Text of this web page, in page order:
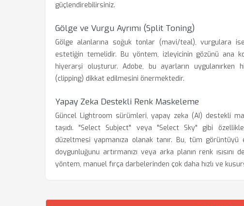
güçlendirebilirsiniz.
Gölge ve Vurgu Ayrımı (Split Toning)
Gölge alanlarına soğuk tonlar (mavi/teal), vurgulara
estetiğin temelidir. Bu yöntem, izleyicinin gözünü ana
hiyerarşi oluşturur. Adobe, bu ayarların uygulanırken
(clipping) dikkat edilmesini önermektedir.
Yapay Zeka Destekli Renk Maskeleme
Güncel Lightroom sürümleri, yapay zeka (AI) destekli
taşıdı. "Select Subject" veya "Select Sky" gibi
düzeltmesi yapmanıza olanak tanır. Bu, tüm
doygunluğunu artırmanızı veya arka planın renk
yöntem, manuel fırça darbelerinden çok daha hızlı ve